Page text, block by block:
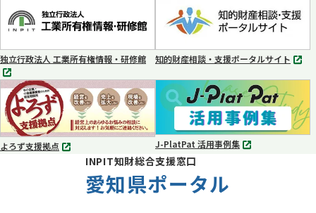
ブ
で
く
ブ
で
開
く
独立行政法人 工業所有権情報・研修館
別
タ
ブ
で
知的財産相談・支援ポータルサイト
別
タ
開
く
よろず支援拠点
別
J-PlatPat 活用事例集
別
INPIT知財総合支援窓口
愛知県ポータル